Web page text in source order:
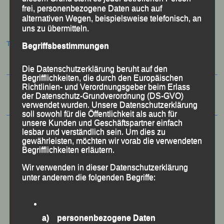
Beitragsnavigation
Termine:
frei, personenbezogene Daten auch auf
alternativen Wegen, beispielsweise telefonisch, an
uns zu übermitteln.
Begriffsbestimmungen
Die Datenschutzerklärung beruht auf den
Begrifflichkeiten, die durch den Europäischen
Richtlinien- und Verordnungsgeber beim Erlass
der Datenschutz-Grundverordnung (DS-GVO)
verwendet wurden. Unsere Datenschutzerklärung
soll sowohl für die Öffentlichkeit als auch für
unsere Kunden und Geschäftspartner einfach
lesbar und verständlich sein. Um dies zu
gewährleisten, möchten wir vorab die verwendeten
Begrifflichkeiten erläutern.
Wir verwenden in dieser Datenschutzerklärung
unter anderem die folgenden Begriffe:
a) personenbezogene Daten